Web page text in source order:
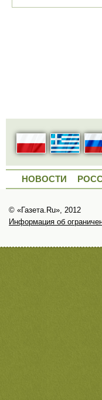
НОВОСТИ
© «Газета.Ru», 2012
Информация об